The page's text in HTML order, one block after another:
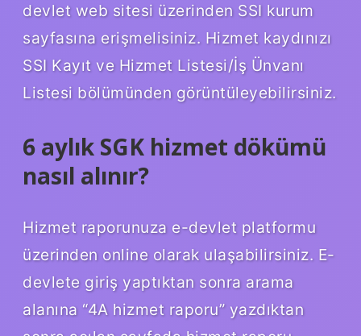
devlet web sitesi üzerinden SSI kurum
sayfasına erişmelisiniz. Hizmet kaydınızı
SSI Kayıt ve Hizmet Listesi/İş Ünvanı
Listesi bölümünden görüntüleyebilirsiniz.
6 aylık SGK hizmet dökümü
nasıl alınır?
Hizmet raporunuza e-devlet platformu
üzerinden online olarak ulaşabilirsiniz. E-
devlete giriş yaptıktan sonra arama
alanına “4A hizmet raporu” yazdıktan